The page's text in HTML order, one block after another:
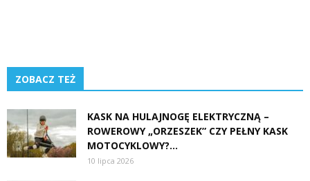
ZOBACZ TEŻ
KASK NA HULAJNOGĘ ELEKTRYCZNĄ –
ROWEROWY „ORZESZEK” CZY PEŁNY KASK
MOTOCYKLOWY?...
10 lipca 2026